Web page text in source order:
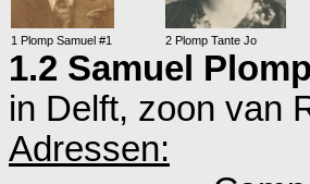
1 Plomp Samuel #1 2 Plomp Tante Jo
1.2 Samuel Plomp
in Delft, zoon van
Adressen: